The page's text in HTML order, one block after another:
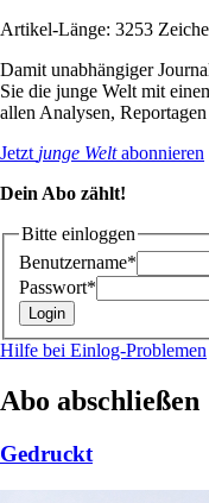
Artikel-Länge: 3253
Damit unabhängiger
Sie die junge Welt mit
allen Analysen,
Jetzt junge Weltabonnieren
Dein Abo zählt!
Bitte einloggen
Benutzername*
Passwort*
Hilfe bei Einlog-Problemen
Abo abschließen
Gedruckt